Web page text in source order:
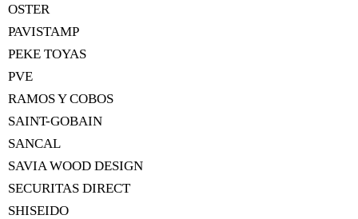
OSTER
PAVISTAMP
PEKE TOYAS
PVE
RAMOS Y COBOS
SAINT-GOBAIN
SANCAL
SAVIA WOOD DESIGN
SECURITAS DIRECT
SHISEIDO